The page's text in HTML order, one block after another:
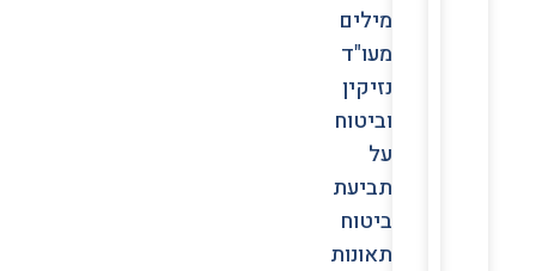
מילים
מעו"ד
נזיקין
וביטוח
על
תביעת
ביטוח
תאונות